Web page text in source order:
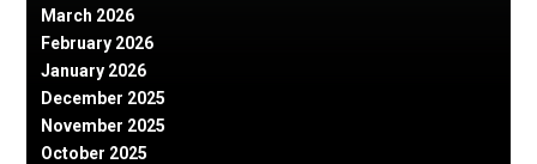
March 2026
February 2026
January 2026
December 2025
November 2025
October 2025